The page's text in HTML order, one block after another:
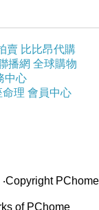
賣 比比昂代購
播網 全球購物
中心
命理 會員中心
‧Copyright PChome
of PChome